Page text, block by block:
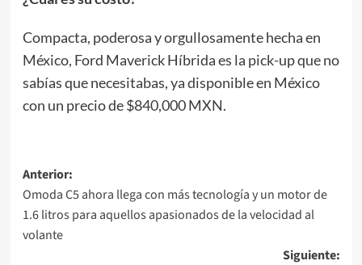
Compacta, poderosa y orgullosamente hecha en
México, Ford Maverick Híbrida es la pick-up que no
sabías que necesitabas, ya disponible en México
con un precio de $840,000 MXN.
Navegación
de
entradas
Anterior:
Omoda C5 ahora llega con más tecnología y un motor de
1.6 litros para aquellos apasionados de la velocidad al
volante
Siguiente: